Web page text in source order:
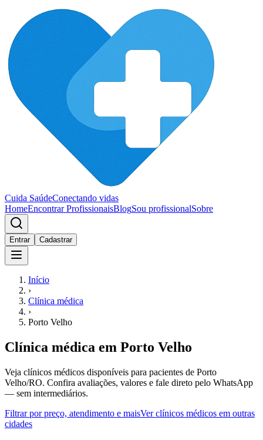
Cuida SaúdeConectando vidas
HomeEncontrar ProfissionaisBlogSou profissionalSobre
Entrar Cadastrar
Início
›
Clínica médica
›
Porto Velho
Clínica médica em Porto Velho
Veja clínicos médicos disponíveis para pacientes de Porto
Velho/RO. Confira avaliações, valores e fale direto pelo WhatsApp
— sem intermediários.
Filtrar por preço, atendimento e maisVerclínicos médicos em outras
cidades